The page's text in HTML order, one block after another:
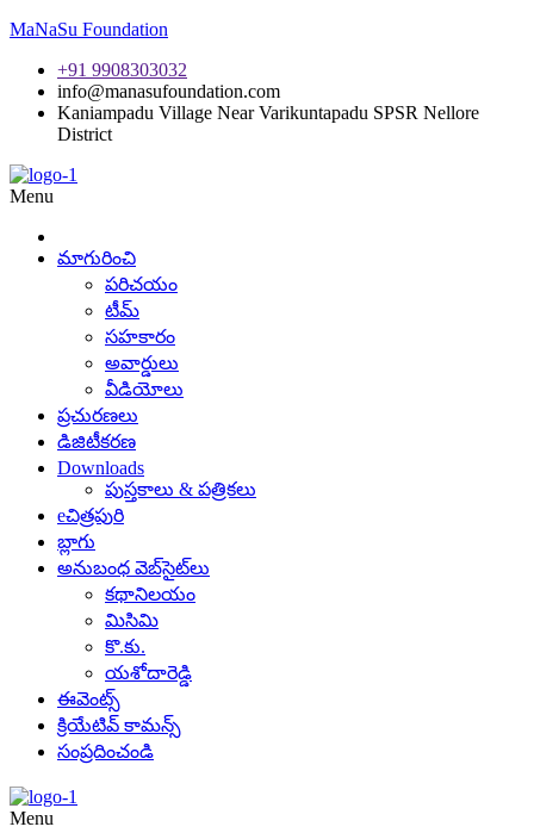
MaNaSu Foundation
+91 9908303032
info@manasufoundation.com
Kaniampadu Village Near Varikuntapadu SPSR Nellore
District
Menu
మాగురించి
పరిచయం
టీమ్
సహకారం
అవార్డులు
వీడియోలు
ప్రచురణలు
డిజిటీకరణ
Downloads
పుస్తకాలు & పత్రికలు
eచిత్రపురి
బ్లాగు
అనుబంధ వెబ్‌సైట్‌లు
కథానిలయం
మిసిమి
కొ.కు.
యశోదారెడ్డి
ఈవెంట్స్
క్రియేటివ్ కామన్స్
సంప్రదించండి
Menu